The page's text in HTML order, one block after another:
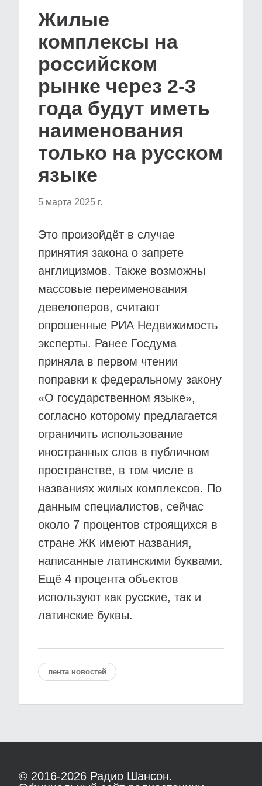
Жилые
комплексы на
российском
рынке через 2-3
года будут иметь
наименования
только на русском
языке
5 марта 2025 г.
Это произойдёт в случае
принятия закона о запрете
англицизмов. Также возможны
массовые переименования
девелоперов, считают
опрошенные РИА Недвижимость
эксперты. Ранее Госдума
приняла в первом чтении
поправки к федеральному закону
«О государственном языке»,
согласно которому предлагается
ограничить использование
иностранных слов в публичном
пространстве, в том числе в
названиях жилых комплексов. По
данным специалистов, сейчас
около 7 процентов строящихся в
стране ЖК имеют названия,
написанные латинскими буквами.
Ещё 4 процента объектов
используют как русские, так и
латинские буквы.
лента новостей
© 2016-2026 Радио Шансон.